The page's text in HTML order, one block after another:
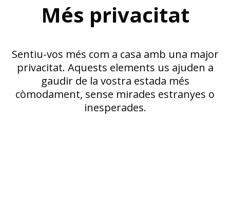
Més privacitat
Sentiu-vos més com a casa amb una major
privacitat. Aquests elements us ajuden a
gaudir de la vostra estada més
còmodament, sense mirades estranyes o
inesperades.